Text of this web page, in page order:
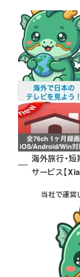
海外旅行・
サービス【
当社で運営